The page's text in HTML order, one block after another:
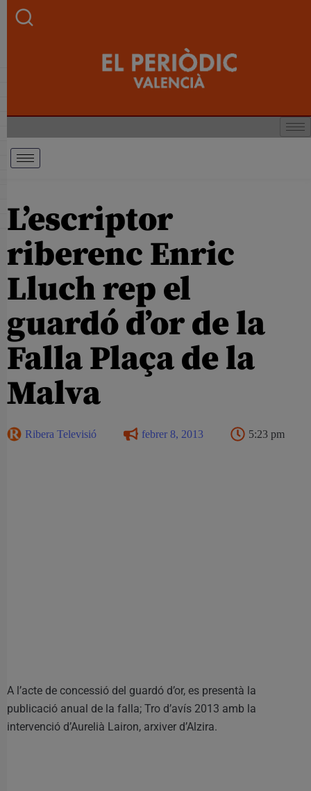
L’escriptor
riberenc Enric
Lluch rep el
guardó d’or de la
Falla Plaça de la
Malva
Ribera Televisió febrer 8, 2013 5:23 pm
A l’acte de concessió del guardó d’or, es presentà la
publicació anual de la falla; Tro d’avís 2013 amb la
intervenció d’Aurelià Lairon, arxiver d’Alzira.